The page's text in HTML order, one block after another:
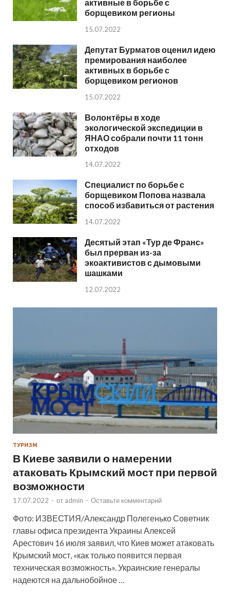
активные в борьбе с
борщевиком регионы
15.07.2022
Депутат Бурматов оценил идею
премирования наиболее
активных в борьбе с
борщевиком регионов
15.07.2022
Волонтёры в ходе
экологической экспедиции в
ЯНАО собрали почти 11 тонн
отходов
14.07.2022
Специалист по борьбе с
борщевиком Попова назвала
способ избавиться от растения
14.07.2022
Десятый этап «Тур де Франс»
был прерван из-за
экоактивистов с дымовыми
шашками
12.07.2022
ТУРИЗМ
В Киеве заявили о намерении
атаковать Крымский мост при первой
возможности
17.07.2022 - от admin - Оставьте комментарий
Фото: ИЗВЕСТИЯ/Александр Полегенько Советник
главы офиса президента Украины Алексей
Арестович 16 июля заявил, что Киев может атаковать
Крымский мост, «как только появится первая
техническая возможность». Украинские генералы
надеются на дальнобойное …